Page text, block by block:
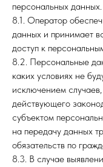
персональных данных.
8.1. Оператор
данных и принимает
доступ к
8.2. Персональные
каких условиях не
исключением
действующего
субъектом
на передачу данных
обязательств по
8.3. В случае